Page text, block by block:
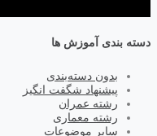
دسته بندی آموزش ها
بدون دسته‌بندی
پیشنهاد شگفت انگیز
رشته عمران
رشته معماری
سایر موضوعات